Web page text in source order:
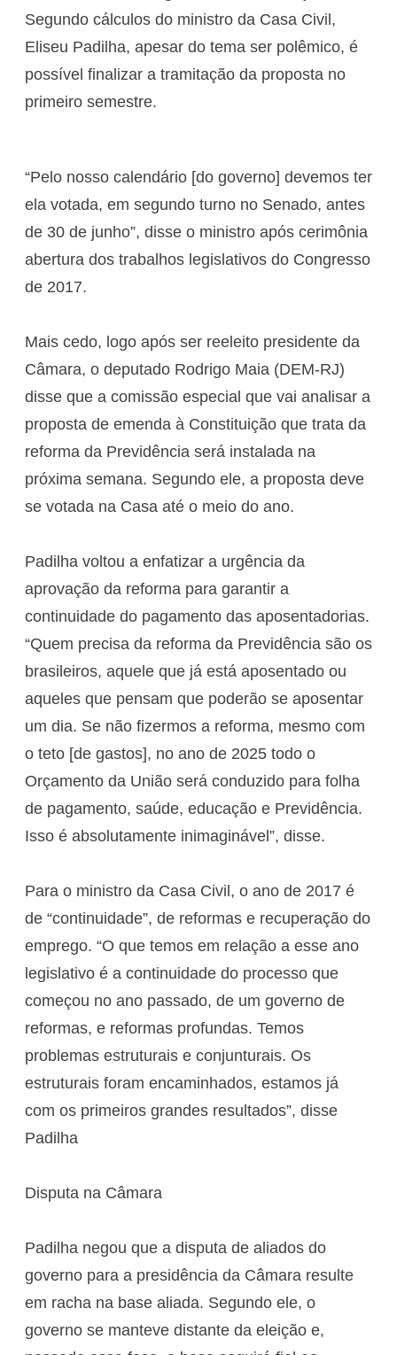
Segundo cálculos do ministro da Casa Civil,
Eliseu Padilha, apesar do tema ser polêmico, é
possível finalizar a tramitação da proposta no
primeiro semestre.
“Pelo nosso calendário [do governo] devemos ter
ela votada, em segundo turno no Senado, antes
de 30 de junho”, disse o ministro após cerimônia
abertura dos trabalhos legislativos do Congresso
de 2017.
Mais cedo, logo após ser reeleito presidente da
Câmara, o deputado Rodrigo Maia (DEM-RJ)
disse que a comissão especial que vai analisar a
proposta de emenda à Constituição que trata da
reforma da Previdência será instalada na
próxima semana. Segundo ele, a proposta deve
se votada na Casa até o meio do ano.
Padilha voltou a enfatizar a urgência da
aprovação da reforma para garantir a
continuidade do pagamento das aposentadorias.
“Quem precisa da reforma da Previdência são os
brasileiros, aquele que já está aposentado ou
aqueles que pensam que poderão se aposentar
um dia. Se não fizermos a reforma, mesmo com
o teto [de gastos], no ano de 2025 todo o
Orçamento da União será conduzido para folha
de pagamento, saúde, educação e Previdência.
Isso é absolutamente inimaginável”, disse.
Para o ministro da Casa Civil, o ano de 2017 é
de “continuidade”, de reformas e recuperação do
emprego. “O que temos em relação a esse ano
legislativo é a continuidade do processo que
começou no ano passado, de um governo de
reformas, e reformas profundas. Temos
problemas estruturais e conjunturais. Os
estruturais foram encaminhados, estamos já
com os primeiros grandes resultados”, disse
Padilha
Disputa na Câmara
Padilha negou que a disputa de aliados do
governo para a presidência da Câmara resulte
em racha na base aliada. Segundo ele, o
governo se manteve distante da eleição e,